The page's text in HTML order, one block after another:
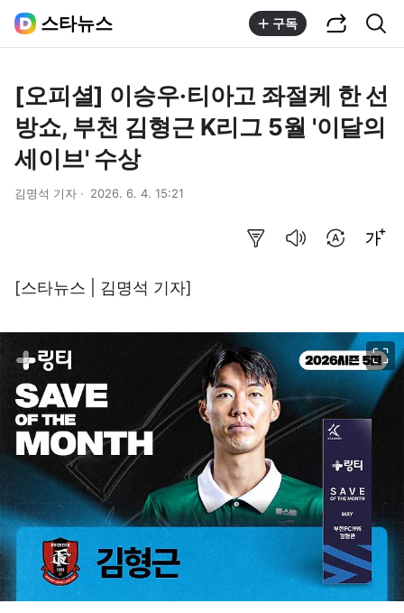
스타뉴스 구독
[오피셜] 이승우·티아고 좌절케 한 선
방쇼, 부천 김형근 K리그 5월 '이달의
세이브' 수상
김명석 기자 2026. 6. 4. 15:21
[스타뉴스 | 김명석 기자]